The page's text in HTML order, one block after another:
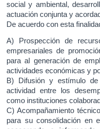
social y ambiental,
actuación conjunta y
De acuerdo con esta
A) Prospección de
empresariales de
para al generación de
actividades económicas y
B) Difusión y estímulo de
actividad entre los
como instituciones
C) Acompañamiento
para su consolidación en